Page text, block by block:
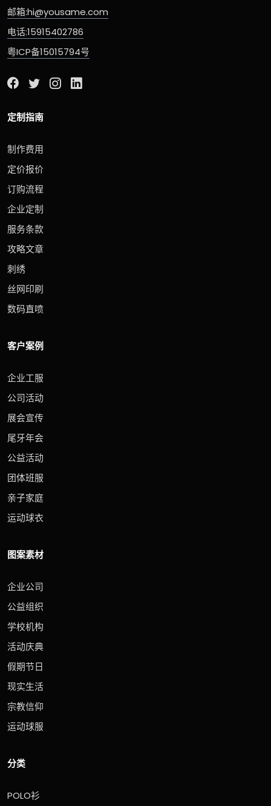
邮箱:hi@yousame.com
电话:15915402786
粤ICP备15015794号
定制指南
制作费用
定价报价
订购流程
企业定制
服务条款
攻略文章
刺绣
丝网印刷
数码直喷
客户案例
企业工服
公司活动
展会宣传
尾牙年会
公益活动
团体班服
亲子家庭
运动球衣
图案素材
企业公司
公益组织
学校机构
活动庆典
假期节日
现实生活
宗教信仰
运动球服
分类
POLO衫